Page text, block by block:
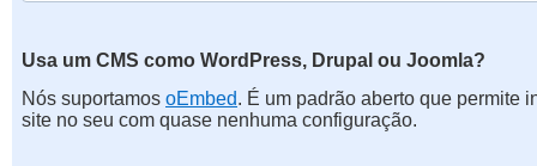
Usa um CMS como WordPress, Drupal ou Joomla?
Nós suportamos oEmbed. É um padrão aberto que permite
site no seu com quase nenhuma configuração.